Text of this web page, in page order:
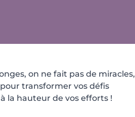
on ne fait pas de miracles,
transformer vos défis
la hauteur de vos efforts !